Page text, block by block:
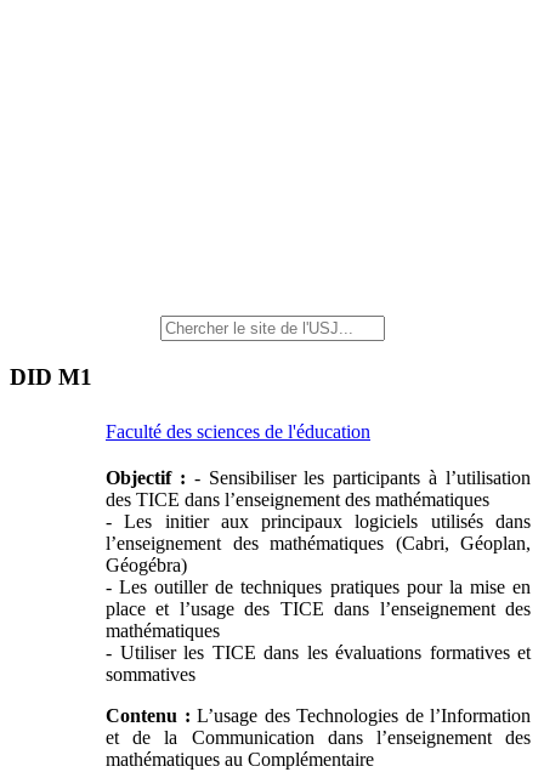
DID M1
Faculté des sciences de l'éducation
Objectif : - Sensibiliser les participants à l’utilisation
des TICE dans l’enseignement des mathématiques
- Les initier aux principaux logiciels utilisés dans
l’enseignement des mathématiques (Cabri, Géoplan,
Géogébra)
- Les outiller de techniques pratiques pour la mise en
place et l’usage des TICE dans l’enseignement des
mathématiques
- Utiliser les TICE dans les évaluations formatives et
sommatives
Contenu : L’usage des Technologies de l’Information
et de la Communication dans l’enseignement des
mathématiques au Complémentaire